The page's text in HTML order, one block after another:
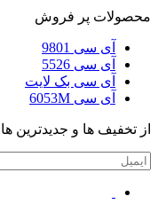
محصولات پر فروش
آی سی 9801
آی سی 5526
آی سی بک لایت
آی سی 6053M
از تخفیف ها و جدیدترین